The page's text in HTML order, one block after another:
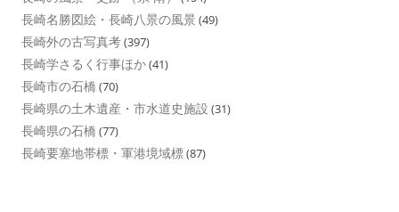
長崎名勝図絵・長崎八景の風景 (49)
長崎外の古写真考(397)
長崎学さるく行事ほか(41)
長崎市の石橋 (70)
長崎県の土木遺産・市水道史施設 (31)
長崎県の石橋 (77)
長崎要塞地帯標・軍港境域標(87)